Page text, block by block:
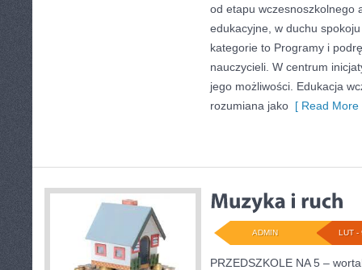
od etapu wczesnoszkolnego
edukacyjne, w duchu
kategorie to Programy i
nauczycieli. W centrum
jego możliwości. Edukacja
rozumiana jako [ Read More
LUT -
ADMIN
PRZEDSZKOLE NA 5 –